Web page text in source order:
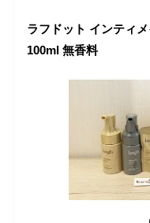
ラフドット インティ
100ml 無香料